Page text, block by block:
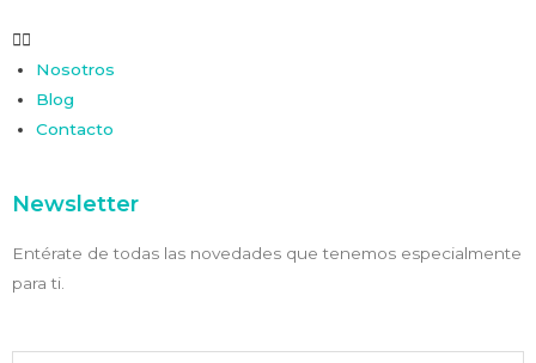
Nosotros
Blog
Contacto
Newsletter
Entérate de todas las novedades que tenemos especialmente
para ti.